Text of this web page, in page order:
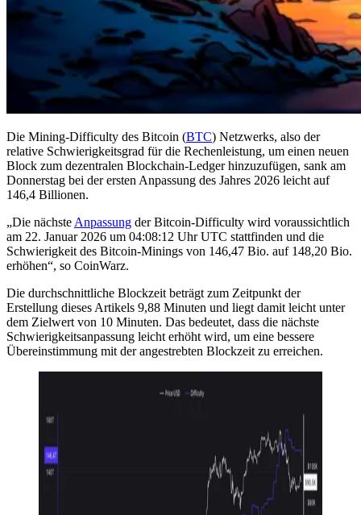
Die Mining-Difficulty des Bitcoin (BTC) Netzwerks, also der
relative Schwierigkeitsgrad für die Rechenleistung, um einen neuen
Block zum dezentralen Blockchain-Ledger hinzuzufügen, sank am
Donnerstag bei der ersten Anpassung des Jahres 2026 leicht auf
146,4 Billionen.
„Die nächste Anpassung der Bitcoin-Difficulty wird voraussichtlich
am 22. Januar 2026 um 04:08:12 Uhr UTC stattfinden und die
Schwierigkeit des Bitcoin-Minings von 146,47 Bio. auf 148,20 Bio.
erhöhen“, so CoinWarz.
Die durchschnittliche Blockzeit beträgt zum Zeitpunkt der
Erstellung dieses Artikels 9,88 Minuten und liegt damit leicht unter
dem Zielwert von 10 Minuten. Das bedeutet, dass die nächste
Schwierigkeitsanpassung leicht erhöht wird, um eine bessere
Übereinstimmung mit der angestrebten Blockzeit zu erreichen.